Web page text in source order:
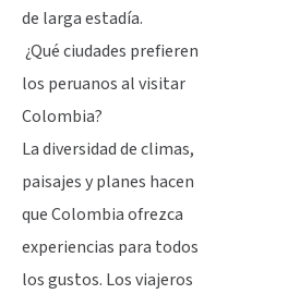
de larga estadía.
¿Qué ciudades prefieren
los peruanos al visitar
Colombia?
La diversidad de climas,
paisajes y planes hacen
que Colombia ofrezca
experiencias para todos
los gustos. Los viajeros